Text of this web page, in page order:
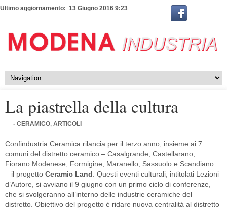
Ultimo aggiornamento: 13 Giugno 2016 9:23
La piastrella della cultura
- CERAMICO, ARTICOLI
Confindustria Ceramica rilancia per il terzo anno, insieme ai 7
comuni del distretto ceramico – Casalgrande, Castellarano,
Fiorano Modenese, Formigine, Maranello, Sassuolo e Scandiano
– il progetto Ceramic Land. Questi eventi culturali, intitolati Lezioni
d’Autore, si avviano il 9 giugno con un primo ciclo di conferenze,
che si svolgeranno all’interno delle industrie ceramiche del
distretto. Obiettivo del progetto è ridare nuova centralità al distretto